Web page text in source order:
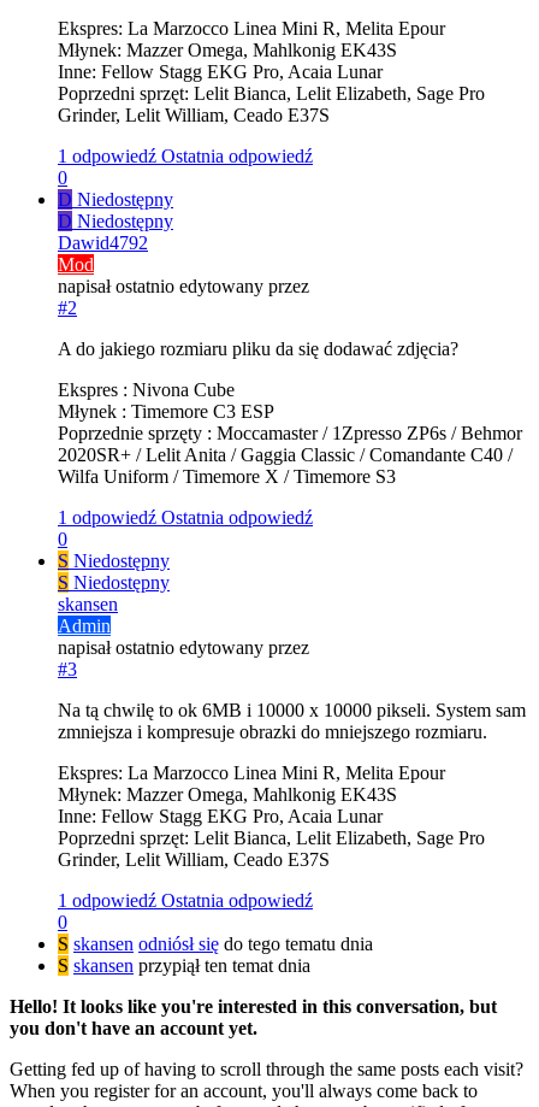
Ekspres: La Marzocco Linea Mini R, Melita Epour
Młynek: Mazzer Omega, Mahlkonig EK43S
Inne: Fellow Stagg EKG Pro, Acaia Lunar
Poprzedni sprzęt: Lelit Bianca, Lelit Elizabeth, Sage Pro
Grinder, Lelit William, Ceado E37S
1 odpowiedź Ostatnia odpowiedź
0
D Niedostępny
D Niedostępny
Dawid4792
Mod
napisałostatnio edytowany przez
#2
A do jakiego rozmiaru pliku da się dodawać zdjęcia?
Ekspres : Nivona Cube
Młynek : Timemore C3 ESP
Poprzednie sprzęty : Moccamaster / 1Zpresso ZP6s / Behmor
2020SR+ / Lelit Anita / Gaggia Classic / Comandante C40 /
Wilfa Uniform / Timemore X / Timemore S3
1 odpowiedź Ostatnia odpowiedź
0
S Niedostępny
S Niedostępny
skansen
Admin
napisałostatnio edytowany przez
#3
Na tą chwilę to ok 6MB i 10000 x 10000 pikseli. System sam
zmniejsza i kompresuje obrazki do mniejszego rozmiaru.
Ekspres: La Marzocco Linea Mini R, Melita Epour
Młynek: Mazzer Omega, Mahlkonig EK43S
Inne: Fellow Stagg EKG Pro, Acaia Lunar
Poprzedni sprzęt: Lelit Bianca, Lelit Elizabeth, Sage Pro
Grinder, Lelit William, Ceado E37S
1 odpowiedź Ostatnia odpowiedź
0
S skansen odniósł się do tego tematu dnia
S skansen przypiął ten temat dnia
Hello! It looks like you're interested in this conversation, but
you don't have an account yet.
Getting fed up of having to scroll through the same posts each visit?
When you register for an account, you'll always come back to